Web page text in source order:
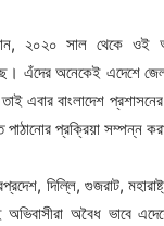
২০২০ সাল থেকে ওই
এঁদের অনেকেই এদেশে
এবার বাংলাদেশ
পাঠানোর প্রক্রিয়া সম্পন্ন
দিল্লি, গুজরাট,
অবৈধ ভাবে